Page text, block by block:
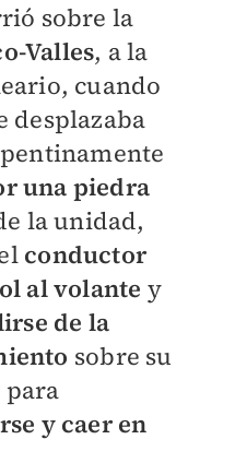
sobre la
Valles, a la
cuando
desplazaba
una piedra
la unidad,
conductor
al volante y
de la
sobre su
para
y caer en